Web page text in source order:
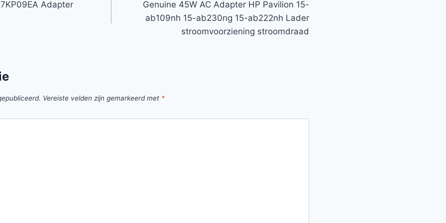
Adapter
Genuine 45W AC Adapter HP Pavilion 15-
ab109nh 15-ab230ng 15-ab222nh Lader
stroomvoorziening stroomdraad
Vereiste velden zijn gemarkeerd met *